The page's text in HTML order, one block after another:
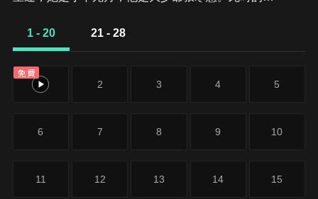
覆家族的野望。兩朵黑蓮花在黑夜中相遇，只為彼此
次次陷入絕境，又一次次絕處逢生，兩人相互扶持，
一步步走向權力的巔峰，一步步走向只剩下彼此刀劍
是張寒意。
1 - 20 21 - 28
免費
1 2 3 4 5
6 7 8 9 10
11 12 13 14 15